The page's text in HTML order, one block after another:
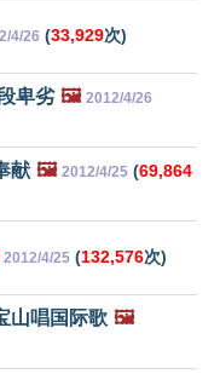
4/26 (33,929次)
卑劣 🖼️ 2012/4/26
献 🖼️ 2012/4/25 (69,864
2012/4/25 (132,576次)
山唱国际歌 🖼️